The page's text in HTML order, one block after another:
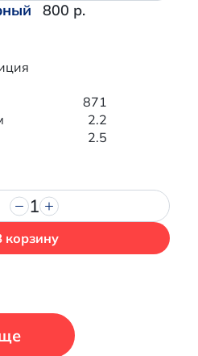
800 р.
871
2.2
2.5
1
корзину